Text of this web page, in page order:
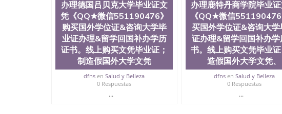
格QQ微信551190476国外编号查询QQ微信551190476办理国外
查文凭QQ微信551190476网上购买真文凭可信吗QQ微信
551190476 国外资格证书办理QQ微信551190476如何办理学历
微信551190476 圣何塞州立大学（San Jose State University,
称SJSU，是加州历史悠久的大学之一，也是美西地区的公立大
154公顷。它是一所位于加利福尼亚州的著名综合性公立大学
资，浓厚的多元化学术氛围，杰出的本科教育质量，被《福克
每年有来自世界各地的成百上千的海外学生前往求学。 至今，
习机会和影响力的高等教育机构，并获誉为美国本科教育质量
今美国大学教学排名中表现优异。其毕业生大多可以在其所处
谷公司甚至在学生大三和大四的学期提供许多相应科系的实习
办理德国吕贝克大学毕业证文
凭《QQ★微信551190476》
购买国外学位证&咨询大学毕
业证办理&留学回国补办学历
证书。线上购买文凭毕业证；
制造假国外大学文凭
dfns enSalud y Belleza
0 Respuestas
...
办理鹿特丹商学院毕业
《QQ★微信
买国外学位证&咨询大学
证办理&留学回国补办学
书。线上购买文凭毕业证
造假国外大学文凭、
dfnsen Salud y Belleza
0 Respuestas
...